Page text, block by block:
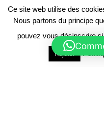
Ce site web utilise des
Nous partons du principe
pouvez vous désinscrire
Rejeter